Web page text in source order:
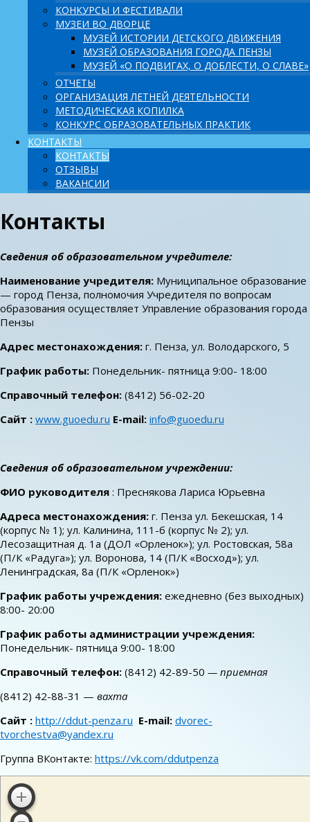
КОНКУРСЫ И ФЕСТИВАЛИ
МУЗЕИ ВО ДВОРЦЕ
МУЗЕЙ ИСТОРИИ ДЕТСКОГО ДВИЖЕНИЯ
МУЗЕЙ ОБРАЗОВАНИЯ ГОРОДА ПЕНЗЫ
МУЗЕЙ «О ПОДВИГАХ, О ДОБЛЕСТИ, О СЛАВЕ»
ОТЧЕТЫ
ОРГАНИЗАЦИЯ ЛЕТНЕЙ ДЕЯТЕЛЬНОСТИ
МЕТОДИЧЕСКАЯ КОПИЛКА
КОНКУРС ОБРАЗОВАТЕЛЬНЫХ ПРАКТИК
КОНТАКТЫ
КОНТАКТЫ
ОТЗЫВЫ
ВАКАНСИИ
Контакты
Сведения об образовательном учредителе:
Наименование учредителя: Муниципальное образование
— город Пенза, полномочия Учредителя по вопросам
образования осуществляет Управление образования города
Пензы
Адрес местонахождения: г. Пенза, ул. Володарского, 5
График работы: Понедельник- пятница 9:00- 18:00
Справочный телефон: (8412) 56-02-20
Сайт : www.guoedu.ru E-mail: info@guoedu.ru
Сведения об образовательном учреждении:
ФИО руководителя : Преснякова Лариса Юрьевна
Адреса местонахождения: г. Пенза ул. Бекешская, 14
(корпус № 1); ул. Калинина, 111-б (корпус № 2); ул.
Лесозащитная д. 1а (ДОЛ «Орленок»); ул. Ростовская, 58а
(П/К «Радуга»); ул. Воронова, 14 (П/К «Восход»); ул.
Ленинградская, 8а (П/К «Орленок»)
График работы учреждения: ежедневно (без выходных)
8:00- 20:00
График работы администрации учреждения:
Понедельник- пятница 9:00- 18:00
Справочный телефон: (8412) 42-89-50 — приемная
(8412) 42-88-31 — вахта
Сайт : http://ddut-penza.ru E-mail: dvorec-
tvorchestva@yandex.ru
Группа ВКонтакте: https://vk.com/ddutpenza